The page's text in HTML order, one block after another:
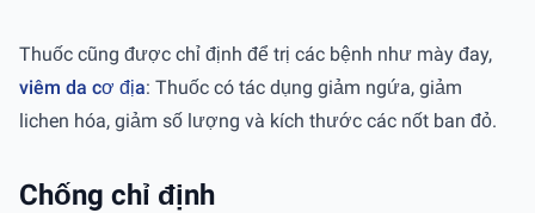
Thuốc cũng được chỉ định để trị các bệnh như mày đay,
viêm da cơ địa: Thuốc có tác dụng giảm ngứa, giảm
lichen hóa, giảm số lượng và kích thước các nốt ban đỏ.
Chống chỉ định